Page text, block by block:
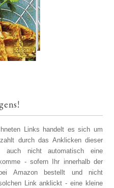
Links handelt es sich um
durch das Anklicken dieser
nicht automatisch eine
- sofern Ihr innerhalb der
Amazon bestellt und nicht
Link anklickt - eine kleine